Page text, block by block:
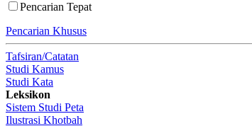
Pencarian Tepat
Pencarian Khusus
Tafsiran/Catatan
Studi Kamus
Studi Kata
Leksikon
Sistem Studi Peta
Ilustrasi Khotbah